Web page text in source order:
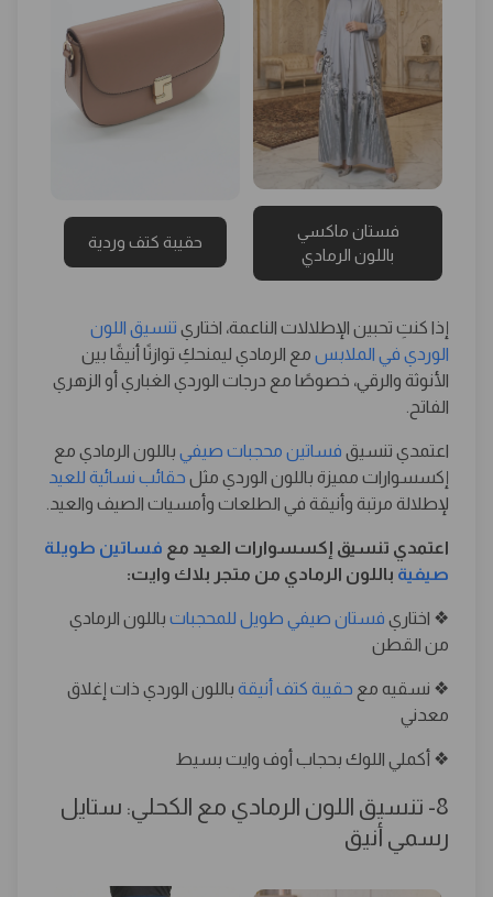
فستان ماكسي
باللون الرمادي
حقيبة كتف وردية
إذا كنتِ تحبين الإطلالات الناعمة، اختاري تنسيق اللون
الوردي في الملابس مع الرمادي ليمنحكِ توازنًا أنيقًا بين
الأنوثة والرقي، خصوصًا مع درجات الوردي الغباري أو الزهري
الفاتح.
اعتمدي تنسيق فساتين محجبات صيفي باللون الرمادي مع
إكسسوارات مميزة باللون الوردي مثل حقائب نسائية للعيد
لإطلالة مرتبة وأنيقة في الطلعات وأمسيات الصيف والعيد.
اعتمدي تنسيق إكسسوارات العيد مع فساتين طويلة
صيفية باللون الرمادي من متجر بلاك وايت:
❖ اختاري فستان صيفي طويل للمحجبات باللون الرمادي
من القطن
❖ نسقيه مع حقيبة كتف أنيقة باللون الوردي ذات إغلاق
معدني
❖ أكملي اللوك بحجاب أوف وايت بسيط
8- تنسيق اللون الرمادي مع الكحلي: ستايل
رسمي أنيق